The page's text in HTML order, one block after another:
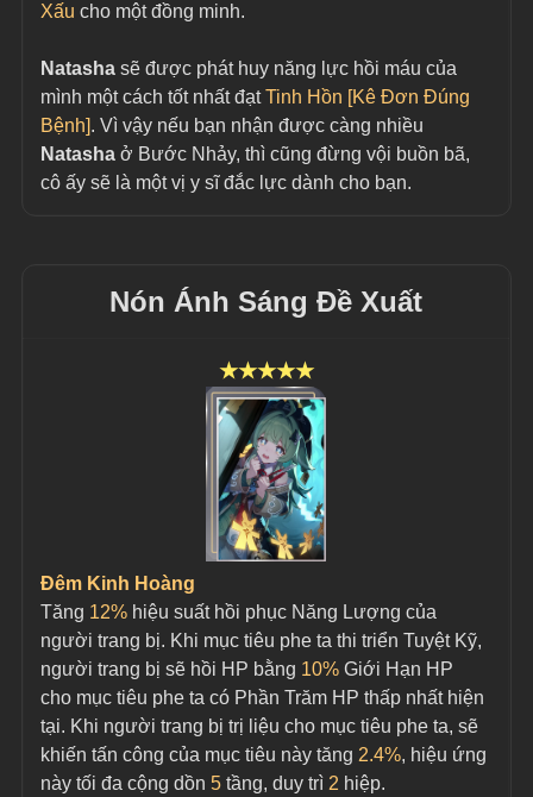
Xấu cho một đồng minh.
Natasha sẽ được phát huy năng lực hồi máu của
mình một cách tốt nhất đạt Tinh Hồn [Kê Đơn Đúng
Bệnh]. Vì vậy nếu bạn nhận được càng nhiều
Natasha ở Bước Nhảy, thì cũng đừng vội buồn bã,
cô ấy sẽ là một vị y sĩ đắc lực dành cho bạn.
Nón Ánh Sáng Đề Xuất
★★★★★
Đêm Kinh Hoàng
Tăng 12% hiệu suất hồi phục Năng Lượng của
người trang bị. Khi mục tiêu phe ta thi triển Tuyệt Kỹ,
người trang bị sẽ hồi HP bằng 10% Giới Hạn HP
cho mục tiêu phe ta có Phần Trăm HP thấp nhất hiện
tại. Khi người trang bị trị liệu cho mục tiêu phe ta, sẽ
khiến tấn công của mục tiêu này tăng 2.4%, hiệu ứng
này tối đa cộng dồn 5 tầng, duy trì 2 hiệp.